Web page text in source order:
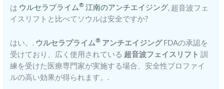
は ウルセラプライム® 江南のアンチエイジング, 超音波フェ
イスリフトと比べてソウルは安全ですか?
はい。. ウルセラプライム® アンチエイジングFDAの承認を
受けており、広く使用されている 超音波フェイスリフト 訓
練を受けた医療専門家が実施する場合、安全性プロファイ
ルの高い効果が得られます。.